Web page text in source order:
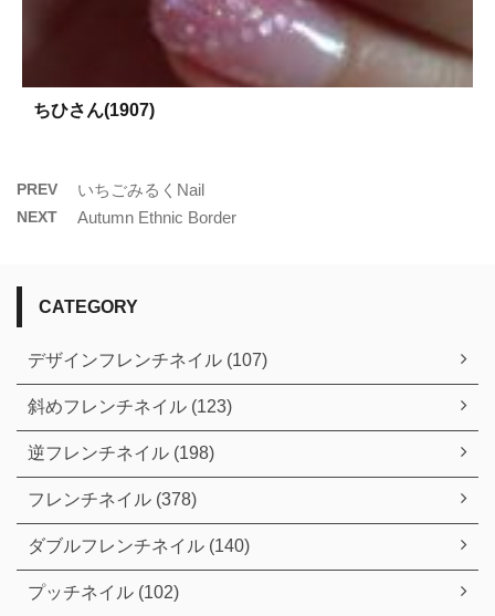
ちひさん(1907)
PREV いちごみるくNail
NEXT Autumn Ethnic Border
CATEGORY
デザインフレンチネイル (107)
斜めフレンチネイル (123)
逆フレンチネイル (198)
フレンチネイル (378)
ダブルフレンチネイル (140)
プッチネイル (102)